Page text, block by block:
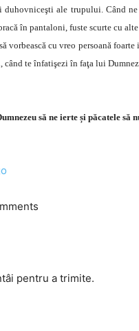
ale trupului. Când
în pantaloni, fuste scurte cu
vorbească cu vreo persoană
când te înfatişezi în faţa lui
să ne ierte și păcatele să
pentru a trimite.